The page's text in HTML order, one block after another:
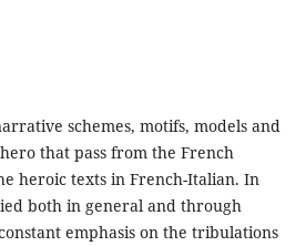
schemes, motifs, models and
that pass from the French
heroic texts in French-Italian. In
both in general and through
emphasis on the tribulations